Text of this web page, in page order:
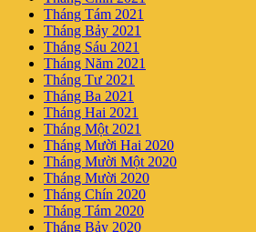
Tháng Tám 2021
Tháng Bảy 2021
Tháng Sáu 2021
Tháng Năm 2021
Tháng Tư 2021
Tháng Ba 2021
Tháng Hai 2021
Tháng Một 2021
Tháng Mười Hai 2020
Tháng Mười Một 2020
Tháng Mười 2020
Tháng Chín 2020
Tháng Tám 2020
Tháng Bảy 2020